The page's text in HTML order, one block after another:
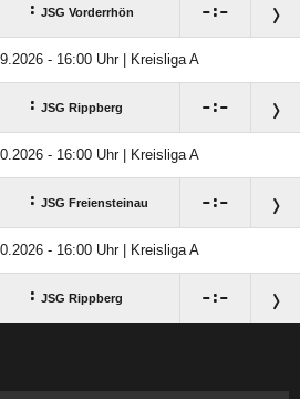
: JSG Vorderrhön :
- 16:00 Uhr | Kreisliga A
: JSG Rippberg :
- 16:00 Uhr | Kreisliga A
: JSG Freiensteinau :
- 16:00 Uhr | Kreisliga A
: JSG Rippberg :